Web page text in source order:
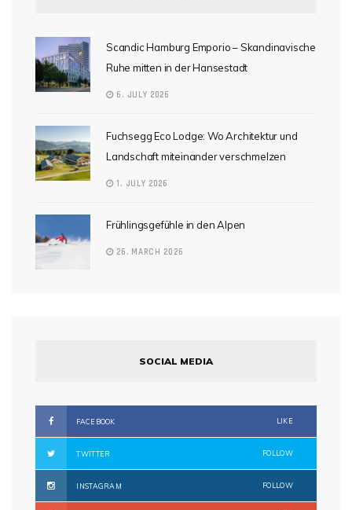
Scandic Hamburg Emporio – Skandinavische
Ruhe mitten in der Hansestadt
6. JULY 2026
Fuchsegg Eco Lodge: Wo Architektur und
Landschaft miteinander verschmelzen
1. JULY 2026
Frühlingsgefühle in den Alpen
26. MARCH 2026
SOCIAL MEDIA
FACEBOOK LIKE
TWITTER FOLLOW
INSTAGRAM FOLLOW